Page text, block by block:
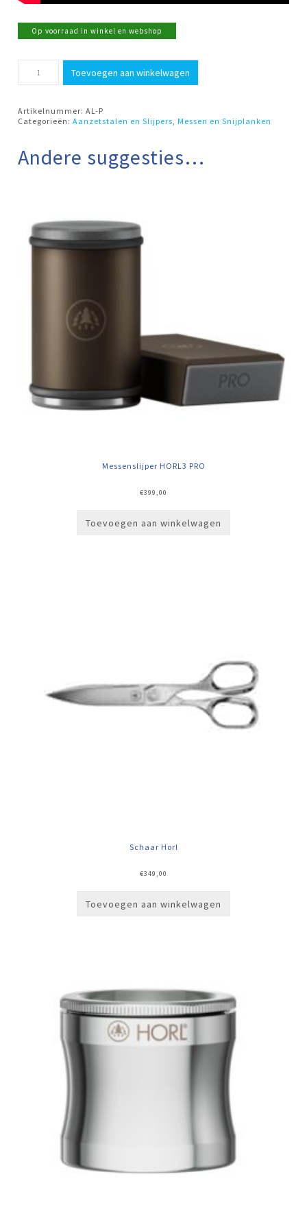
Op voorraad in winkel en webshop
Toevoegen aan winkelwagen
Artikelnummer:AL-P
Categorieën:Aanzetstalen en Slijpers ,Messen en Snijplanken
Andere suggesties…
Messenslijper HORL3 PRO
€399,00
Toevoegen aan winkelwagen
Schaar Horl
€349,00
Toevoegen aan winkelwagen